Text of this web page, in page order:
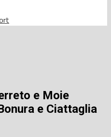
e Moie
e Ciattaglia